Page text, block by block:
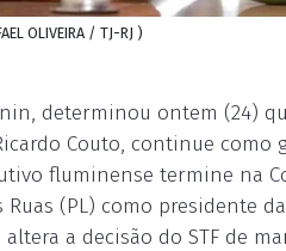
OLIVEIRA / TJ-RJ )
determinou ontem (24)
Couto, continue como
fluminense termine na
(PL) como presidente
a decisão do STF de